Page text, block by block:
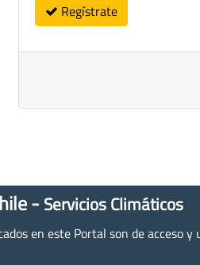
Regístrate
- Servicios Climáticos
en este Portal son de acceso